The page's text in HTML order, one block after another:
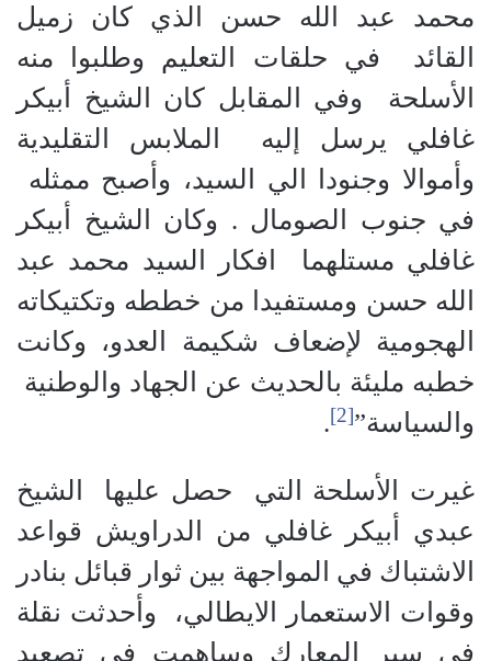
محمد عبد الله حسن الذي كان زميل
القائد في حلقات التعليم وطلبوا منه
الأسلحة وفي المقابل كان الشيخ أبيكر
غافلي يرسل إليه الملابس التقليدية
وأموالا وجنودا الي السيد، وأصبح ممثله
في جنوب الصومال . وكان الشيخ أبيكر
غافلي مستلهما افكار السيد محمد عبد
الله حسن ومستفيدا من خططه وتكتيكاته
الهجومية لإضعاف شكيمة العدو، وكانت
خطبه مليئة بالحديث عن الجهاد والوطنية
والسياسة”[2]
.
غيرت الأسلحة التي حصل عليها الشيخ
عبدي أبيكر غافلي من الدراويش قواعد
الاشتباك في المواجهة بين ثوار قبائل بنادر
وقوات الاستعمار الايطالي، وأحدثت نقلة
في سير المعارك وساهمت في تصعيد